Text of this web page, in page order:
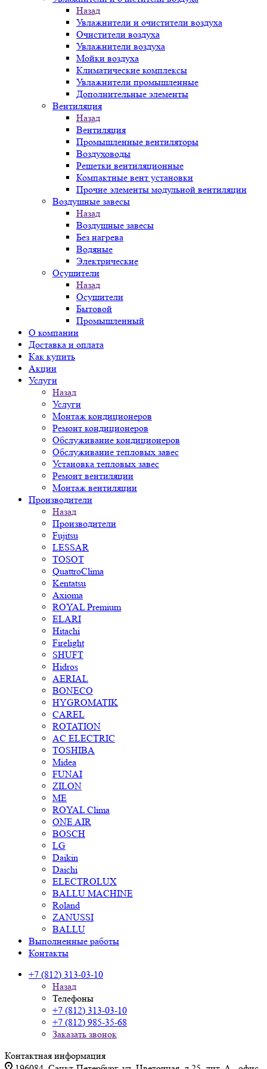
Назад
Увлажнители и очистители воздуха
Очистители воздуха
Увлажнители воздуха
Мойки воздуха
Климатические комплексы
Увлажнители промышленные
Дополнительные элементы
Вентиляция
Назад
Вентиляция
Промышленные вентиляторы
Воздуховоды
Решетки вентиляционные
Компактные вент установки
Прочие элементы модульной вентиляции
Воздушные завесы
Назад
Воздушные завесы
Без нагрева
Водяные
Электрические
Осушители
Назад
Осушители
Бытовой
Промышленный
О компании
Доставка и оплата
Как купить
Акции
Услуги
Назад
Услуги
Монтаж кондиционеров
Ремонт кондиционеров
Обслуживание кондиционеров
Обслуживание тепловых завес
Установка тепловых завес
Ремонт вентиляции
Монтаж вентиляции
Производители
Назад
Производители
Fujitsu
LESSAR
TOSOT
QuattroClima
Kentatsu
Axioma
ROYAL Premium
ELARI
Hitachi
Firelight
SHUFT
Hidros
AERIAL
BONECO
HYGROMATIK
CAREL
ROTATION
AC ELECTRIC
TOSHIBA
Midea
FUNAI
ZILON
ME
ROYAL Clima
ONE AIR
BOSCH
LG
Daikin
Daichi
ELECTROLUX
BALLU MACHINE
Roland
ZANUSSI
BALLU
Выполненные работы
Контакты
+7 (812) 313-03-10
Назад
Телефоны
+7 (812) 313-03-10
+7 (812) 985-35-68
Заказать звонок
Контактная информация